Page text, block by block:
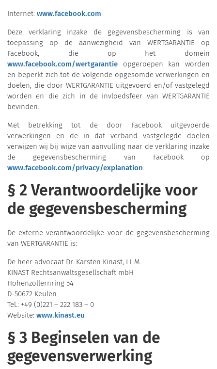
Internet: www.facebook.com
Deze verklaring inzake de gegevensbescherming is van
toepassing op de aanwezigheid van WERTGARANTIE op
Facebook, die op het domein
www.facebook.com/wertgarantie opgeroepen kan worden
en beperkt zich tot de volgende opgesomde verwerkingen en
doelen, die door WERTGARANTIE uitgevoerd en/of vastgelegd
worden en die zich in de invloedsfeer van WERTGARANTIE
bevinden.
Met betrekking tot de door Facebook uitgevoerde
verwerkingen en de in dat verband vastgelegde doelen
verwijzen wij bij wijze van aanvulling naar de verklaring inzake
de gegevensbescherming van Facebook op
www.facebook.com/privacy/explanation.
§ 2 Verantwoordelijke voor
de gegevensbescherming
De externe verantwoordelijke voor de gegevensbescherming
van WERTGARANTIE is:
De heer advocaat Dr. Karsten Kinast, LL.M.
KINAST Rechtsanwaltsgesellschaft mbH
Hohenzollernring 54
D-50672 Keulen
Tel.: +49 (0)221 – 222 183 – 0
Website: www.kinast.eu
§ 3 Beginselen van de
gegevensverwerking